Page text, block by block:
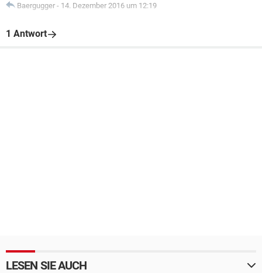
Baergugger - 14. Dezember 2016 um 12:19
1 Antwort
LESEN SIE AUCH